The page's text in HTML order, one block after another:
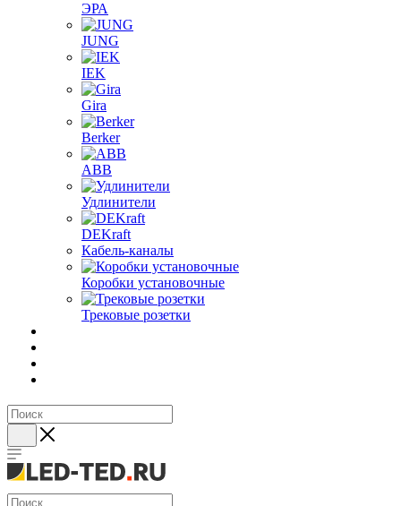
ЭРА
JUNG
IEK
Gira
Berker
ABB
Удлинители
DEKraft
Кабель-каналы
Коробки установочные
Трековые розетки